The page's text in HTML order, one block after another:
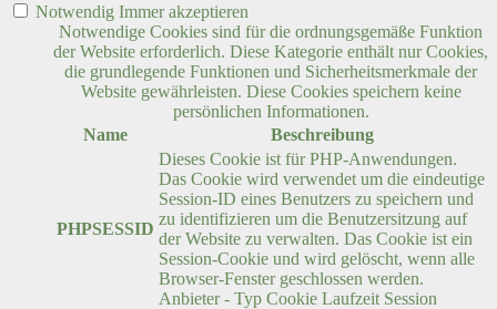
Notwendig Immer akzeptieren
Notwendige Cookies sind für die ordnungsgemäße Funktion
der Website erforderlich. Diese Kategorie enthält nur Cookies,
die grundlegende Funktionen und Sicherheitsmerkmale der
Website gewährleisten. Diese Cookies speichern keine
persönlichen Informationen.
Name
Beschreibung
PHPSESSID
Dieses Cookie ist für PHP-Anwendungen.
Das Cookie wird verwendet um die eindeutige
Session-ID eines Benutzers zu speichern und
zu identifizieren um die Benutzersitzung auf
der Website zu verwalten. Das Cookie ist ein
Session-Cookie und wird gelöscht, wenn alle
Browser-Fenster geschlossen werden.
Anbieter - Typ Cookie Laufzeit Session